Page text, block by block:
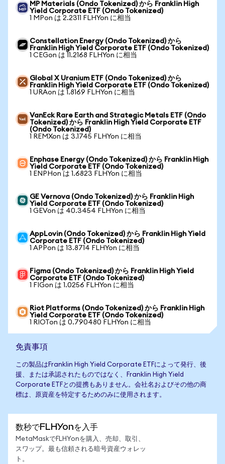
MP Materials (Ondo Tokenized) から Franklin High
Yield Corporate ETF (Ondo Tokenized)
1 MPon は 2.2311 FLHYon に相当
Constellation Energy (Ondo Tokenized) から
Franklin High Yield Corporate ETF (Ondo Tokenized)
1 CEGon は 11.2168 FLHYon に相当
Global X Uranium ETF (Ondo Tokenized) から
Franklin High Yield Corporate ETF (Ondo Tokenized)
1 URAon は 1.8169 FLHYon に相当
VanEck Rare Earth and Strategic Metals ETF (Ondo
Tokenized) から Franklin High Yield Corporate ETF
(Ondo Tokenized)
1 REMXon は 3.1745 FLHYon に相当
Enphase Energy (Ondo Tokenized) から Franklin High
Yield Corporate ETF (Ondo Tokenized)
1 ENPHon は 1.6823 FLHYon に相当
GE Vernova (Ondo Tokenized) から Franklin High
Yield Corporate ETF (Ondo Tokenized)
1 GEVon は 40.3454 FLHYon に相当
AppLovin (Ondo Tokenized) から Franklin High Yield
Corporate ETF (Ondo Tokenized)
1 APPon は 13.8714 FLHYon に相当
Figma (Ondo Tokenized) から Franklin High Yield
Corporate ETF (Ondo Tokenized)
1 FIGon は 1.0256 FLHYon に相当
Riot Platforms (Ondo Tokenized) から Franklin High
Yield Corporate ETF (Ondo Tokenized)
1 RIOTon は 0.790480 FLHYon に相当
免責事項
この製品はFranklin High Yield Corporate ETFによって発行、後
援、または承認されたものではなく、Franklin High Yield
Corporate ETFとの提携もありません。会社名およびその他の商
標は、原資産を特定するためのみに使用されます。
数秒でFLHYonを入手
MetaMaskでFLHYonを購入、売却、取引、
スワップ。最も信頼される暗号資産ウォレッ
ト。